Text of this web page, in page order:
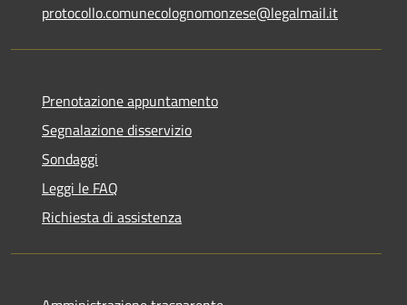
protocollo.comunecolognomonzese@legalmail.it
Prenotazione appuntamento
Segnalazione disservizio
Sondaggi
Leggi le FAQ
Richiesta di assistenza